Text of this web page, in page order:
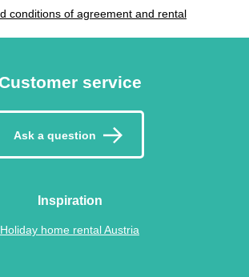
conditions of agreement and rental
Customer service
Ask a question
Inspiration
Holiday home rental Austria